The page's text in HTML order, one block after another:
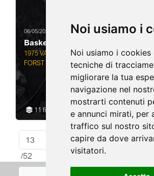
Noi usiamo i
Noi usiamo i cookies
tecniche di
migliorare la tua
navigazione nel
mostrarti contenuti
e annunci mirati, per
traffico sul nostro
capire da dove
visitatori.
06/05/2020
Basket
1975 VARESE CAMPIONATO DI BASKET
FORST
11 file
/52
« ‹ 12 13